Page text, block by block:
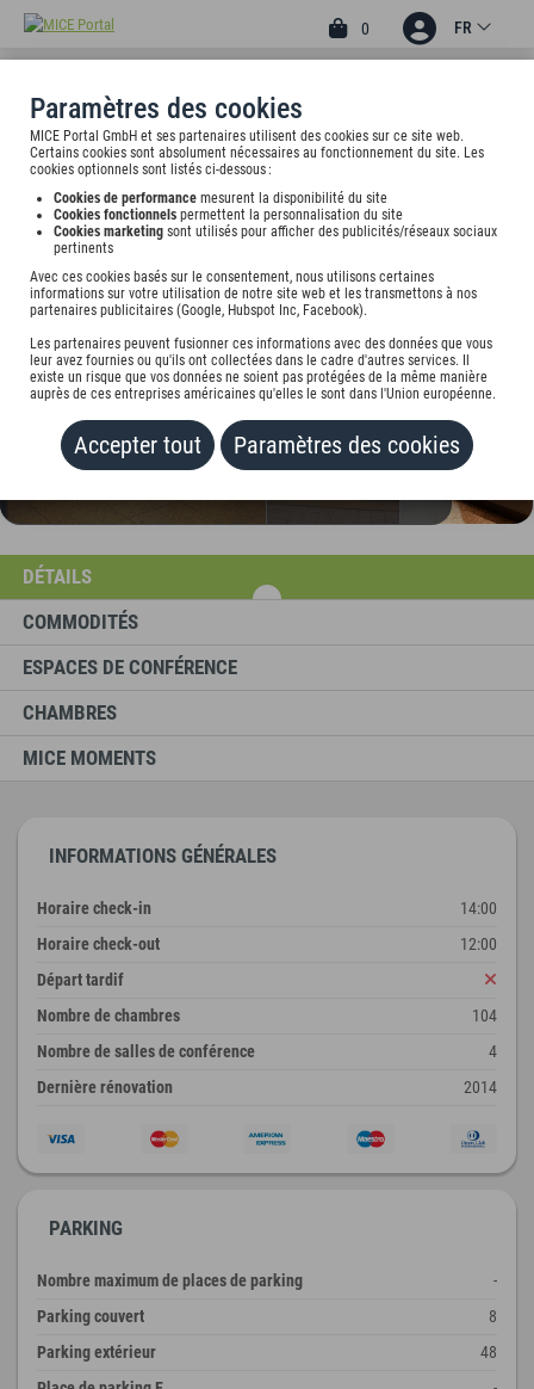
Paramètres des cookies
MICE Portal GmbH et ses partenaires utilisent des cookies sur ce site web.
Certains cookies sont absolument nécessaires au fonctionnement du site. Les
cookies optionnels sont listés ci-dessous :
Cookies de performance mesurent la disponibilité du site
Cookies fonctionnels permettent la personnalisation du site
Cookies marketing sont utilisés pour afficher des publicités/réseaux sociaux
pertinents
Avec ces cookies basés sur le consentement, nous utilisons certaines
informations sur votre utilisation de notre site web et les transmettons à nos
partenaires publicitaires (Google, Hubspot Inc, Facebook).
Les partenaires peuvent fusionner ces informations avec des données que vous
leur avez fournies ou qu'ils ont collectées dans le cadre d'autres services. Il
existe un risque que vos données ne soient pas protégées de la même manière
auprès de ces entreprises américaines qu'elles le sont dans l'Union européenne.
Accepter tout Paramètres des cookies
0 FR
4
HOTEL ALARUN
Weihenstephaner Str. 2, 85716 München, undefined
AJOUTER AU PORTEFEUILLE
DÉTAILS
COMMODITÉS
ESPACES DE CONFÉRENCE
CHAMBRES
MICE MOMENTS
INFORMATIONS GÉNÉRALES
Horaire check-in
14:00
Horaire check-out
12:00
Départ tardif
Nombre de chambres
104
Nombre de salles de conférence
4
Dernière rénovation
2014
PARKING
Nombre maximum de places de parking
-
Parking couvert
8
Parking extérieur
48